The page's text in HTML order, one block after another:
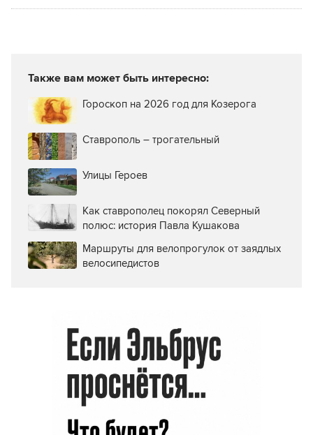
Р Центр»
Также вам может быть интересно:
Гороскоп на 2026 год для Козерога
Ставрополь – трогательный
Улицы Героев
Как ставрополец покорял Северный
полюс: история Павла Кушакова
Маршруты для велопрогулок от заядлых
велосипедистов